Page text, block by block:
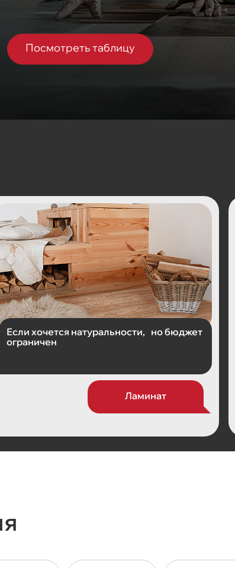
Посмотреть таблицу
Если хочется натуральности, но бюджет
ограничен
Ламинат